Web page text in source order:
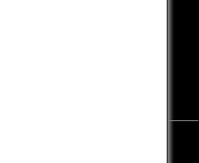
を選択してください)